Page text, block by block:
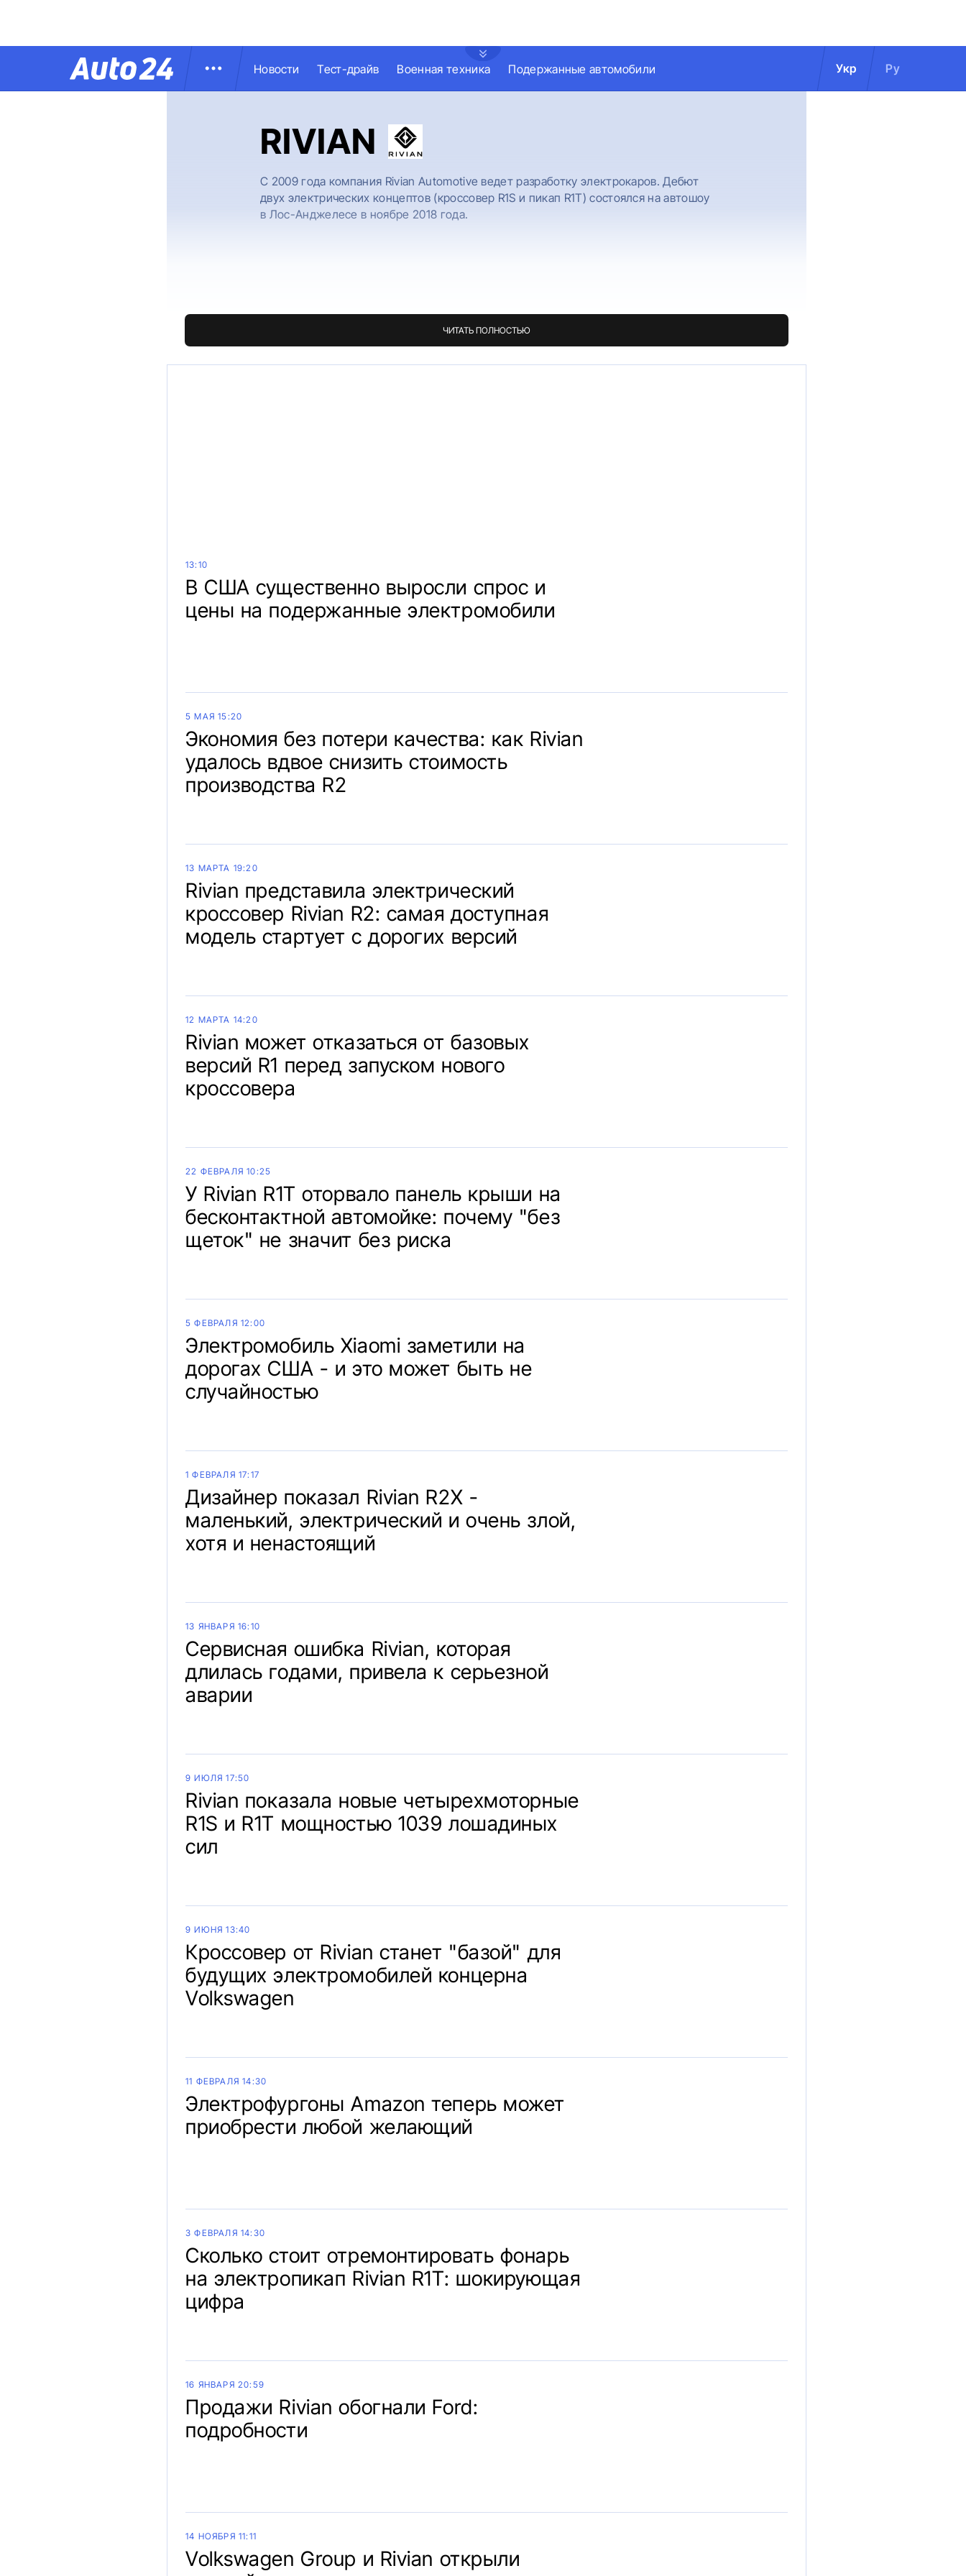
Новости Тест-драйв Военная техника Подержанные автомобили Укр Ру
RIVIAN
С 2009 года компания Rivian Automotive ведет разработку электрокаров. Дебют
двух электрических концептов (кроссовер R1S и пикап R1T) состоялся на автошоу
в Лос-Анджелесе в ноябре 2018 года.
ЧИТАТЬ ПОЛНОСТЬЮ
13:10
В США существенно выросли спрос и
цены на подержанные электромобили
5 МАЯ 15:20
Экономия без потери качества: как Rivian
удалось вдвое снизить стоимость
производства R2
13 МАРТА 19:20
Rivian представила электрический
кроссовер Rivian R2: самая доступная
модель стартует с дорогих версий
12 МАРТА 14:20
Rivian может отказаться от базовых
версий R1 перед запуском нового
кроссовера
22 ФЕВРАЛЯ 10:25
У Rivian R1T оторвало панель крыши на
бесконтактной автомойке: почему "без
щеток" не значит без риска
5 ФЕВРАЛЯ 12:00
Электромобиль Xiaomi заметили на
дорогах США - и это может быть не
случайностью
1 ФЕВРАЛЯ 17:17
Дизайнер показал Rivian R2X -
маленький, электрический и очень злой,
хотя и ненастоящий
13 ЯНВАРЯ 16:10
Сервисная ошибка Rivian, которая
длилась годами, привела к серьезной
аварии
9 ИЮЛЯ 17:50
Rivian показала новые четырехмоторные
R1S и R1T мощностью 1039 лошадиных
сил
9 ИЮНЯ 13:40
Кроссовер от Rivian станет "базой" для
будущих электромобилей концерна
Volkswagen
11 ФЕВРАЛЯ 14:30
Электрофургоны Amazon теперь может
приобрести любой желающий
3 ФЕВРАЛЯ 14:30
Сколько стоит отремонтировать фонарь
на электропикап Rivian R1T: шокирующая
цифра
16 ЯНВАРЯ 20:59
Продажи Rivian обогнали Ford:
подробности
14 НОЯБРЯ 11:11
Volkswagen Group и Rivian открыли